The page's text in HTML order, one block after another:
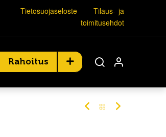
Tietosuojaseloste
Tilaus- ja
toimitusehdot
Rahoitus